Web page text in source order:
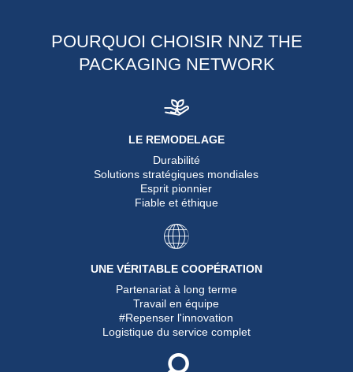
POURQUOI CHOISIR NNZ THE
PACKAGING NETWORK
LE REMODELAGE
Durabilité
Solutions stratégiques mondiales
Esprit pionnier
Fiable et éthique
UNE VÉRITABLE COOPÉRATION
Partenariat à long terme
Travail en équipe
#Repenser l'innovation
Logistique du service complet